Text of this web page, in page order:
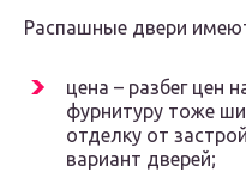
Распашные двери
цена – разбег цен
фурнитуру тоже
отделку от
вариант дверей;